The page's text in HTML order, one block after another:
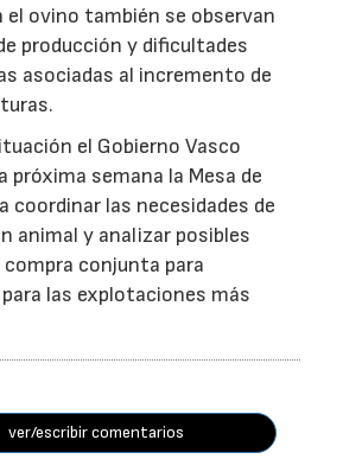
el ovino también se observan
producción y dificultades
asociadas al incremento de
el Gobierno Vasco
próxima semana la Mesa de
coordinar las necesidades de
animal y analizar posibles
conjunta para
las explotaciones más
ver/escribir comentarios